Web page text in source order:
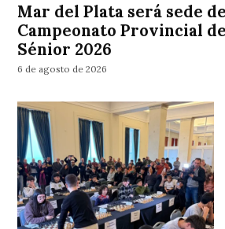
Mar del Plata será sede
Campeonato Provincial
Sénior 2026
6 de agosto de 2026